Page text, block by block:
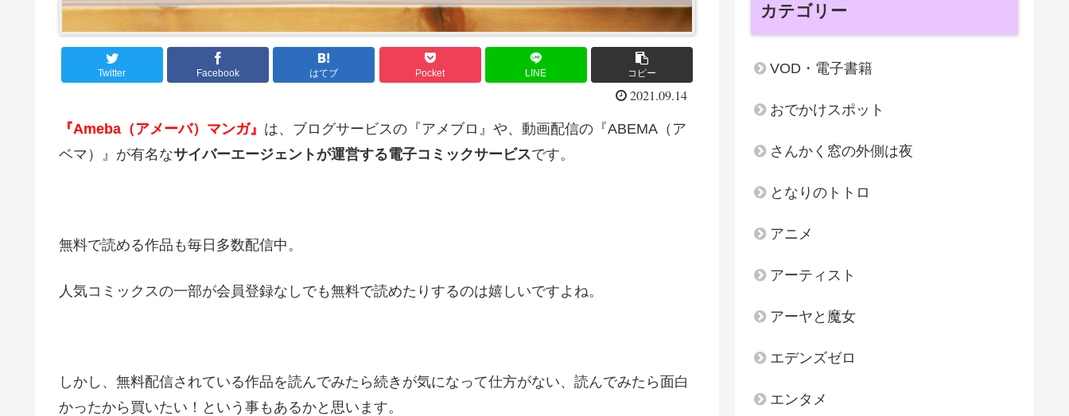
Twitter Facebook はてブ Pocket LINE コピー
2021.09.14
『Ameba（アメーバ）マンガ』 は、ブログサービスの『アメブロ』や、動画配信の『ABEMA（ア
ベマ）』が有名なサイバーエージェントが運営する電子コミックサービスです。
無料で読める作品も毎日多数配信中。
人気コミックスの一部が会員登録なしでも無料で読めたりするのは嬉しいですよね。
しかし、無料配信されている作品を読んでみたら続きが気になって仕方がない、読んでみたら面白
かったから買いたい！という事もあるかと思います。
カテゴリー
VOD・電子書籍
おでかけスポット
さんかく窓の外側は夜
となりのトトロ
アニメ
アーティスト
アーヤと魔女
エデンズゼロ
エンタメ